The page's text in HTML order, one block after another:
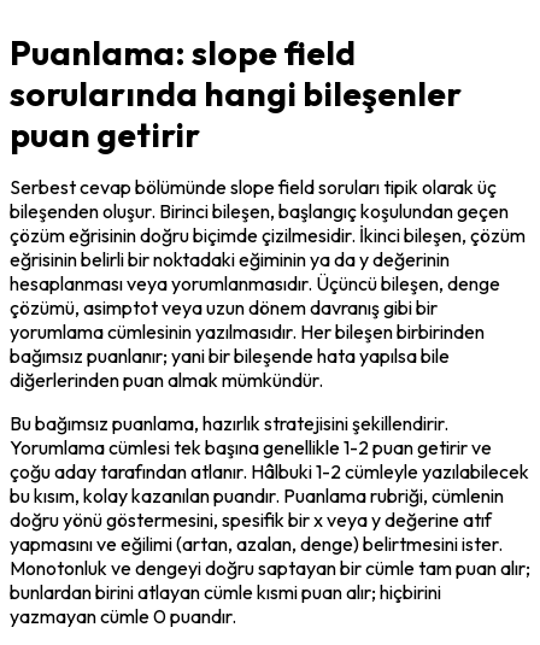
Puanlama: slope field
sorularında hangi bileşenler
puan getirir
Serbest cevap bölümünde slope field soruları tipik olarak üç
bileşenden oluşur. Birinci bileşen, başlangıç koşulundan geçen
çözüm eğrisinin doğru biçimde çizilmesidir. İkinci bileşen, çözüm
eğrisinin belirli bir noktadaki eğiminin ya da y değerinin
hesaplanması veya yorumlanmasıdır. Üçüncü bileşen, denge
çözümü, asimptot veya uzun dönem davranış gibi bir
yorumlama cümlesinin yazılmasıdır. Her bileşen birbirinden
bağımsız puanlanır; yani bir bileşende hata yapılsa bile
diğerlerinden puan almak mümkündür.
Bu bağımsız puanlama, hazırlık stratejisini şekillendirir.
Yorumlama cümlesi tek başına genellikle 1-2 puan getirir ve
çoğu aday tarafından atlanır. Hâlbuki 1-2 cümleyle yazılabilecek
bu kısım, kolay kazanılan puandır. Puanlama rubriği, cümlenin
doğru yönü göstermesini, spesifik bir x veya y değerine atıf
yapmasını ve eğilimi (artan, azalan, denge) belirtmesini ister.
Monotonluk ve dengeyi doğru saptayan bir cümle tam puan alır;
bunlardan birini atlayan cümle kısmi puan alır; hiçbirini
yazmayan cümle 0 puandır.